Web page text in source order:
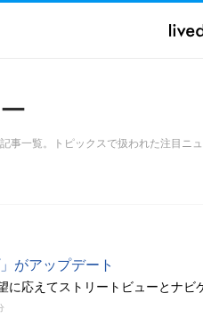
事一覧。トピックスで扱われた注目ニ
がアップデート
に応えてストリートビューとナビ